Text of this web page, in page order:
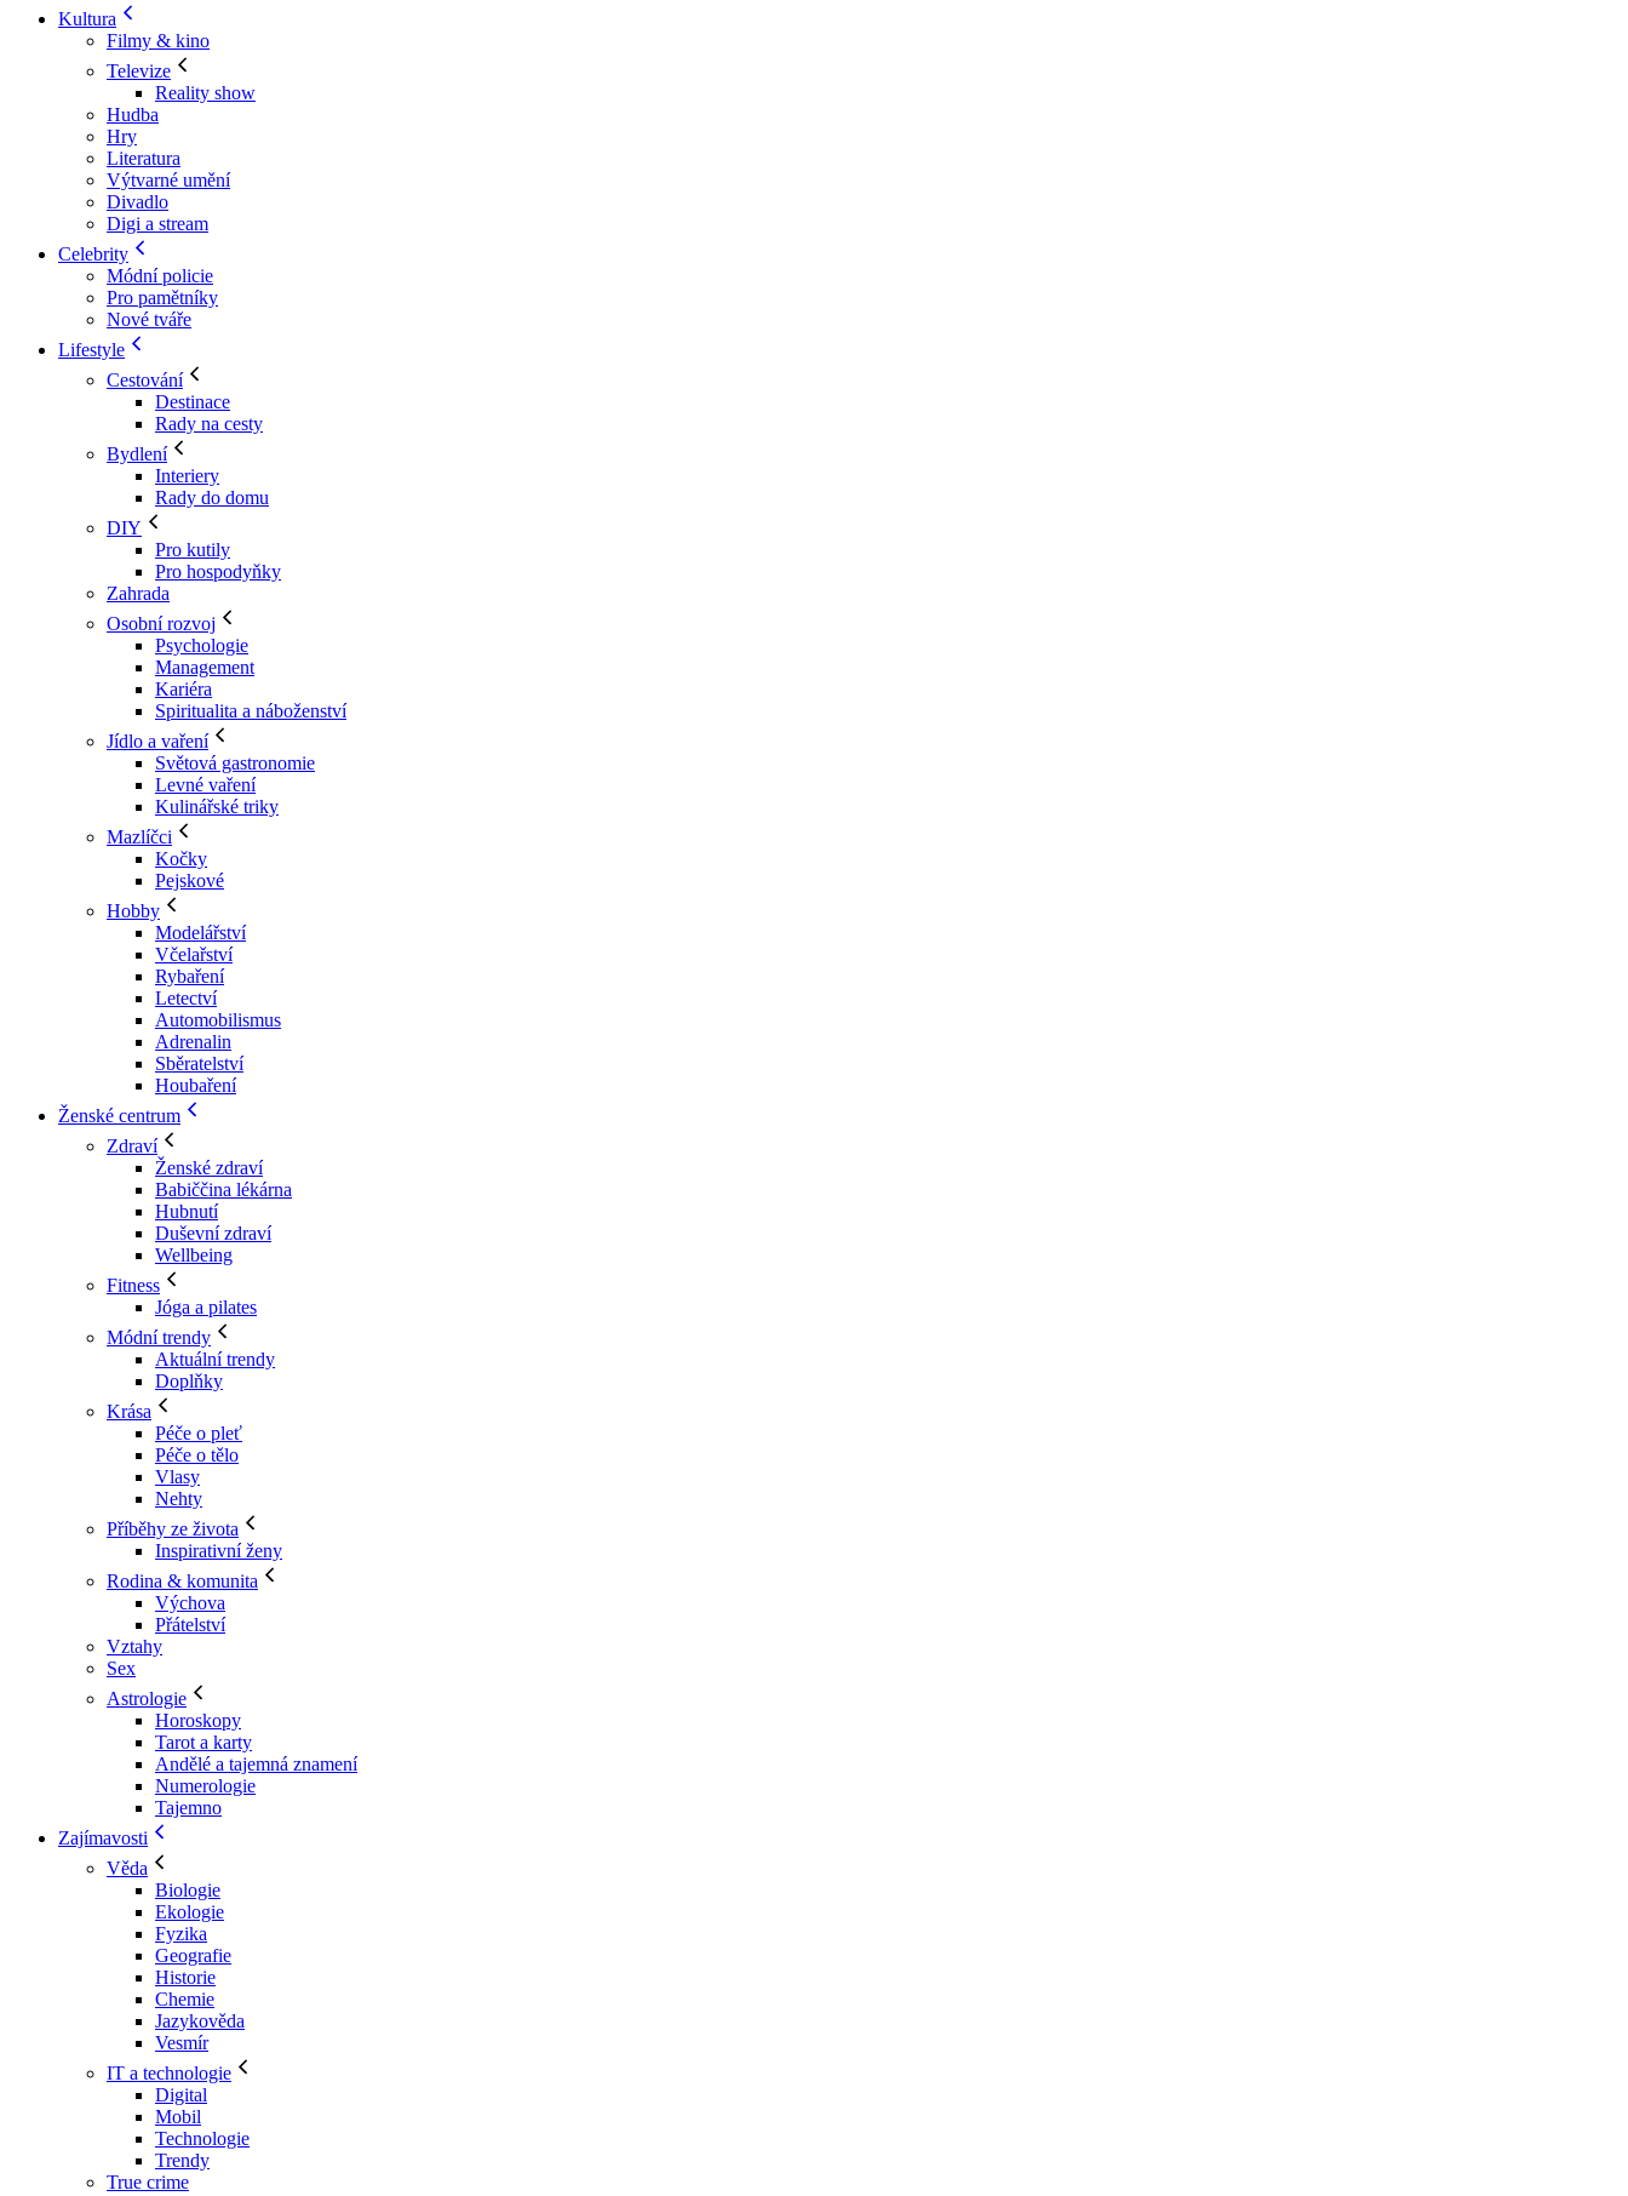
Kultura
Filmy & kino
Televize
Reality show
Hudba
Hry
Literatura
Výtvarné umění
Divadlo
Digi a stream
Celebrity
Módní policie
Pro pamětníky
Nové tváře
Lifestyle
Cestování
Destinace
Rady na cesty
Bydlení
Interiery
Rady do domu
DIY
Pro kutily
Pro hospodyňky
Zahrada
Osobní rozvoj
Psychologie
Management
Kariéra
Spiritualita a náboženství
Jídlo a vaření
Světová gastronomie
Levné vaření
Kulinářské triky
Mazlíčci
Kočky
Pejskové
Hobby
Modelářství
Včelařství
Rybaření
Letectví
Automobilismus
Adrenalin
Sběratelství
Houbaření
Ženské centrum
Zdraví
Ženské zdraví
Babiččina lékárna
Hubnutí
Duševní zdraví
Wellbeing
Fitness
Jóga a pilates
Módní trendy
Aktuální trendy
Doplňky
Krása
Péče o pleť
Péče o tělo
Vlasy
Nehty
Příběhy ze života
Inspirativní ženy
Rodina & komunita
Výchova
Přátelství
Vztahy
Sex
Astrologie
Horoskopy
Tarot a karty
Andělé a tajemná znamení
Numerologie
Tajemno
Zajímavosti
Věda
Biologie
Ekologie
Fyzika
Geografie
Historie
Chemie
Jazykověda
Vesmír
IT a technologie
Digital
Mobil
Technologie
Trendy
True crime